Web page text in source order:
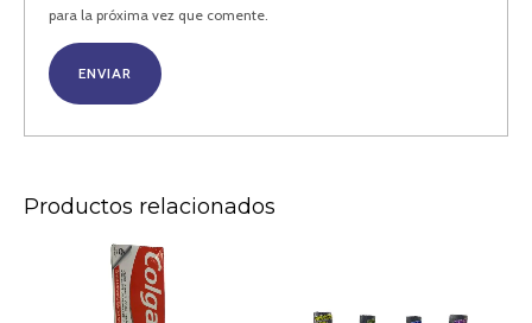
para la próxima vez que comente.
Productos relacionados
COLGATE
cantidad